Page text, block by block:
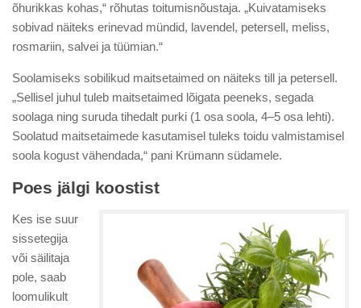
õhurikkas kohas,“ rõhutas toitumisnõustaja. „Kuivatamiseks
sobivad näiteks erinevad mündid, lavendel, petersell, meliss,
rosmariin, salvei ja tüümian.“
Soolamiseks sobilikud maitsetaimed on näiteks till ja petersell.
„Sellisel juhul tuleb maitsetaimed lõigata peeneks, segada
soolaga ning suruda tihedalt purki (1 osa soola, 4–5 osa lehti).
Soolatud maitsetaimede kasutamisel tuleks toidu valmistamisel
soola kogust vähendada,“ pani Krümann südamele.
Poes jälgi koostist
Kes ise suur
sissetegija
või säilitaja
pole, saab
loomulikult